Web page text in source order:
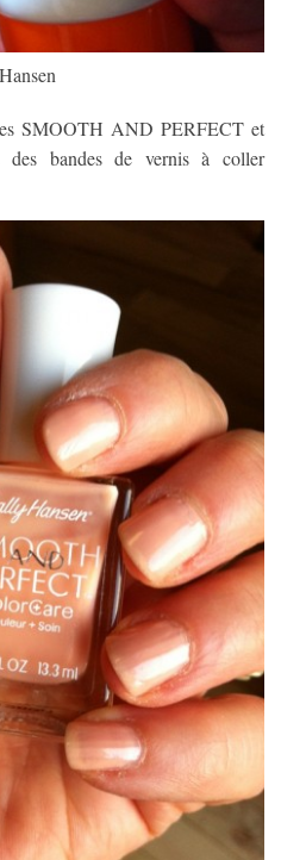
SMOOTH AND PERFECT et
bandes de vernis à coller